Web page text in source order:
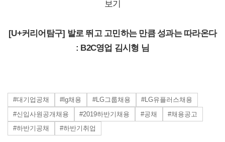
보기
[U+커리어탐구] 발로 뛰고 고민하는 만큼 성과는 따라온다
: B2C영업 김시형 님
#대기업공채 #lg채용 #LG그룹채용
#LG유플러스채용
#신입사원공개채용
#2019하반기채용 #공채
#채용공고
#하반기공채
#하반기취업